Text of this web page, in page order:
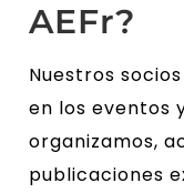
AEFr?
Nuestros
en los eventos
organizamos,
publicaciones